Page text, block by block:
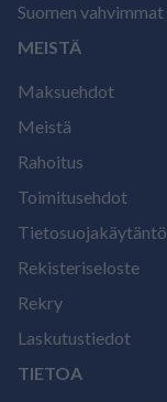
Suomen vahvimmat
MEISTÄ
Maksuehdot
Meistä
Rahoitus
Toimitusehdot
Tietosuojakäytäntö
Rekisteriseloste
Rekry
Laskutustiedot
TIETOA